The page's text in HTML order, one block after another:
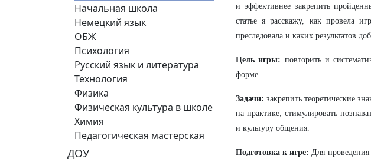
Начальная школа
Немецкий язык
ОБЖ
Психология
Русский язык и литература
Технология
Физика
Физическая культура в школе
Химия
Педагогическая мастерская
ДОУ
и эффективнее закрепить
статье я расскажу, как провела
преследовала и каких результатов
Цель игры: повторить и
форме.
Задачи: закрепить теоретические
на практике; стимулировать
и культуру общения.
Подготовка к игре: Для проведения